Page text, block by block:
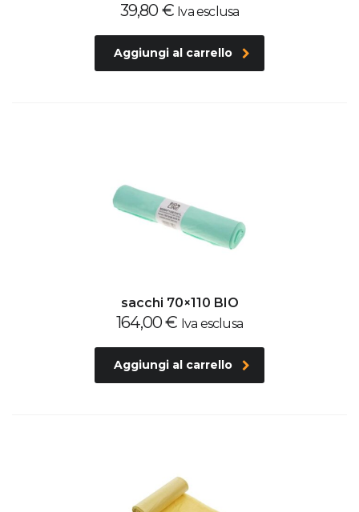
39,80 € Iva esclusa
Aggiungi al carrello
sacchi 70×110 BIO
164,00€ Iva esclusa
Aggiungi al carrello